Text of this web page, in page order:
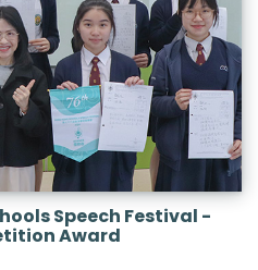
Speech Festival -
Award